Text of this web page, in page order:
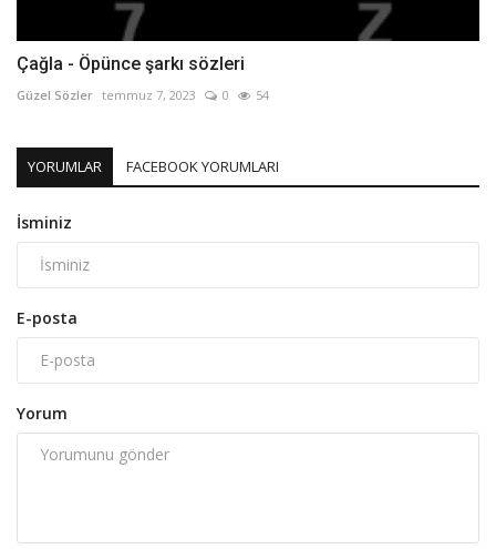
Çağla - Öpünce şarkı sözleri
Güzel Sözler temmuz 7, 2023 0 54
YORUMLAR FACEBOOK YORUMLARI
İsminiz
E-posta
Yorum